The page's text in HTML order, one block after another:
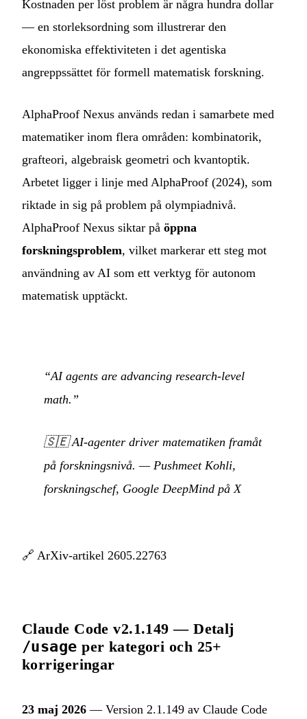
Kostnaden per löst problem är några hundra dollar
— en storleksordning som illustrerar den
ekonomiska effektiviteten i det agentiska
angreppssättet för formell matematisk forskning.
AlphaProof Nexus används redan i samarbete med
matematiker inom flera områden: kombinatorik,
grafteori, algebraisk geometri och kvantoptik.
Arbetet ligger i linje med AlphaProof (2024), som
riktade in sig på problem på olympiadnivå.
AlphaProof Nexus siktar på öppna
forskningsproblem, vilket markerar ett steg mot
användning av AI som ett verktyg för autonom
matematisk upptäckt.
“AI agents are advancing research-level
math.”
🇸🇪AI-agenter driver matematiken framåt
på forskningsnivå. — Pushmeet Kohli,
forskningschef, Google DeepMind på X
🔗 ArXiv-artikel 2605.22763
Claude Code v2.1.149 — Detalj
/usage per kategori och 25+
korrigeringar
23 maj 2026 — Version 2.1.149 av Claude Code